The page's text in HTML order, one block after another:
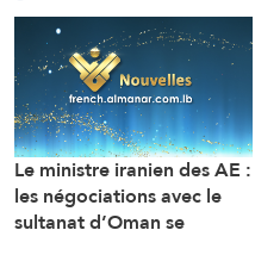
Le ministre iranien des AE :
les négociations avec le
sultanat d’Oman se